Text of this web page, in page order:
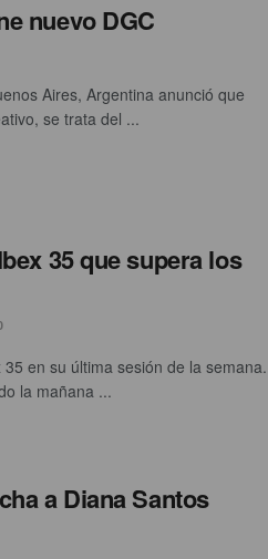
nuevo DGC
Aires, Argentina anunció que
se trata del ...
35 que supera los
en su última sesión de la semana.
la mañana ...
a Diana Santos